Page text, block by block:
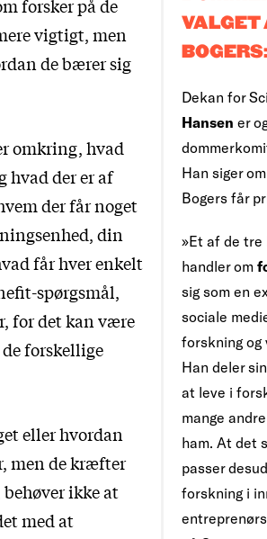
VALGET
BOGERS:
Dekan for
Hansen er
Han siger
Bogers får
»Et af de tre
handler om
sig som en
sociale
forskning og
Han deler
at leve i
mange
ham. At det
passer
forskning i
forsker på de
vigtigt, men
de bærer sig
omkring, hvad
hvad der er af
der får noget
din
får hver enkelt
spørgsmål,
for det kan være
forskellige
eller hvordan
men de kræfter
ikke at
med at